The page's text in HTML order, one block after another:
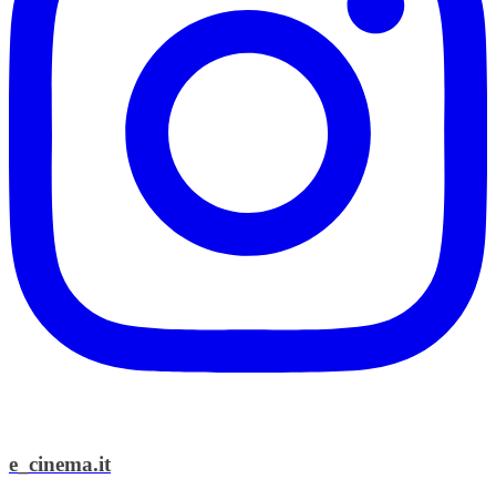
e_cinema.it